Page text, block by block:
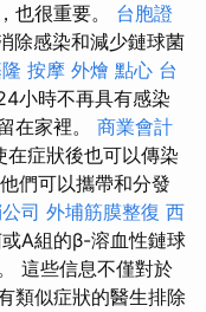
也很重要。 台胞證
除感染和減少鏈球菌
按摩 外燴 點心 台
小時不再具有感染
在家裡。 商業會計
症狀後也可以傳染
他們可以攜帶和分發
司 外埔筋膜整復 西
A組的β-溶血性鏈球
這些信息不僅對於
類似症狀的醫生排除